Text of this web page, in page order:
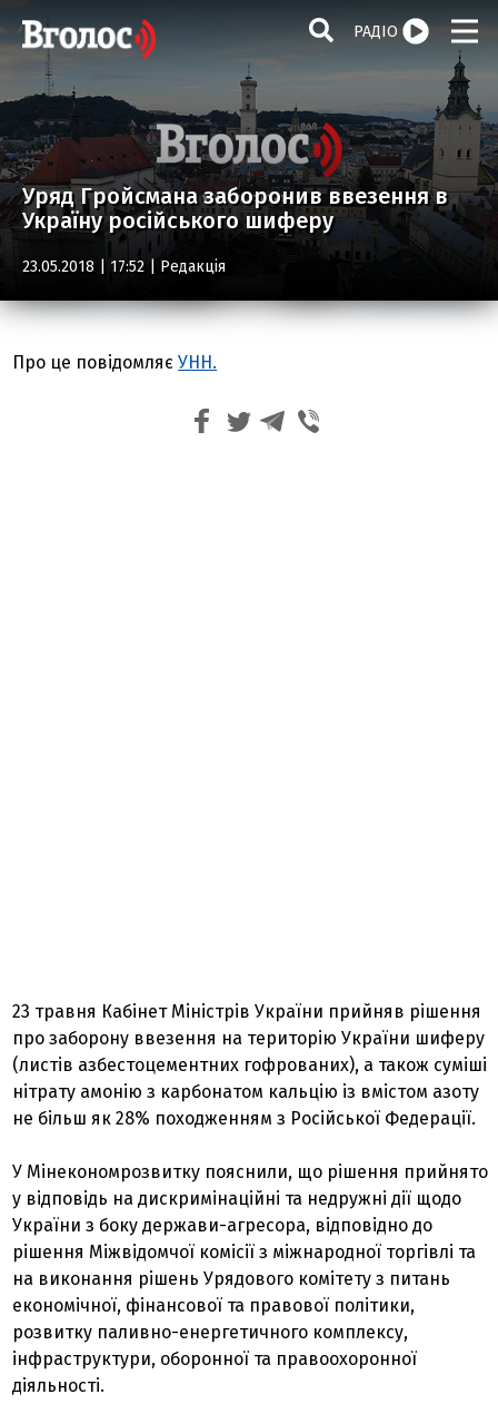
РАДІО
Уряд Гройсмана заборонив ввезення в
Україну російського шиферу
23.05.2018 | 17:52 | Редакція
Про це повідомляєУНН.
23 травня Кабінет Міністрів України прийняв рішення
про заборону ввезення на територію України шиферу
(листів азбестоцементних гофрованих), а також суміші
нітрату амонію з карбонатом кальцію із вмістом азоту
не більш як 28% походженням з Російської Федерації.
У Мінекономрозвитку пояснили, що рішення прийнято
у відповідь на дискримінаційні та недружні дії щодо
України з боку держави-агресора, відповідно до
рішення Міжвідомчої комісії з міжнародної торгівлі та
на виконання рішень Урядового комітету з питань
економічної, фінансової та правової політики,
розвитку паливно-енергетичного комплексу,
інфраструктури, оборонної та правоохоронної
діяльності.